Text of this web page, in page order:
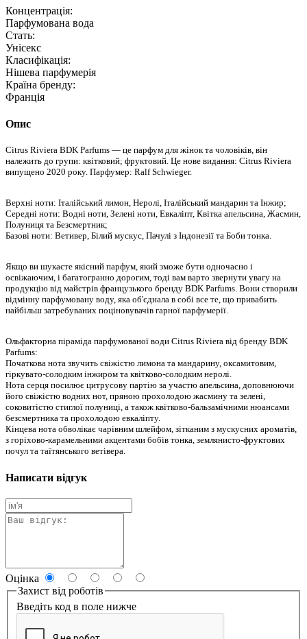
Концентрація:
Парфумована вода
Стать:
Унісекс
Класифікація:
Нішева парфумерія
Країна бренду:
Франція
Опис
Citrus Riviera BDK Parfums — це парфум для жінок та чоловіків, він
належить до групи: квітковий; фруктовий. Це нове видання: Citrus Riviera
випущено 2020 року. Парфумер: Ralf Schwieger.
Верхні ноти: Італійський лимон, Неролі, Італійський мандарин та Інжир;
Середні ноти: Водні ноти, Зелені ноти, Евкаліпт, Квітка апельсина, Жасмин,
Полуниця та Безсмертник;
Базові ноти: Ветивер, Білий мускус, Пачулі з Індонезії та Боби тонка.
Якщо ви шукаєте якісний парфум, який зможе бути одночасно і
освіжаючим, і багатогранно дорогим, тоді вам варто звернути увагу на
продукцію від майстрів французького бренду BDK Parfums. Вони створили
відмінну парфумовану воду, яка об'єднала в собі все те, що привабить
найбільш затребуваних поціновувачів гарної парфумерії.
Ольфакторна піраміда парфумованої води Citrus Riviera від бренду BDK
Parfums:
Початкова нота звучить свіжістю лимона та мандарину, оксамитовим,
гіркувато-солодким інжиром та квітково-солодким неролі.
Нота серця посилює цитрусову партію за участю апельсина, доповнюючи
його свіжістю водних нот, пряною прохолодою жасмину та зелені,
соковитістю стиглої полуниці, а також квітково-бальзамічними нюансами
безсмертника та прохолодою евкаліпту.
Кінцева нота обволікає чарівним шлейфом, зітканим з мускусних ароматів,
з горіхово-карамельними акцентами бобів тонка, землянисто-фруктових
почул та таїтянського ветівера.
Написати відгук
Оцінка
Захист від роботів
Введіть код в поле нижче